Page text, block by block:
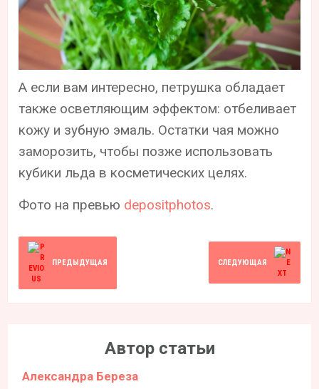
А если вам интересно, петрушка обладает
также осветляющим эффектом: отбеливает
кожу и зубную эмаль. Остатки чая можно
заморозить, чтобы позже использовать
кубики льда в косметических целях.
Фото на превью depositphotos.
ПРЕДЫДУЩАЯ СЛЕДУЮЩАЯ
Автор статьи
Александра Береза